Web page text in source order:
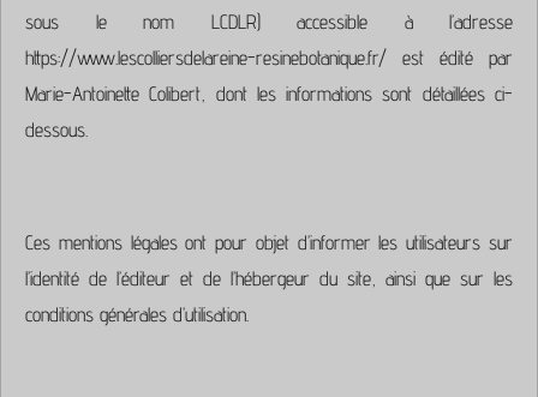
sous le nom LCDLR) accessible à l’adresse
https://www.lescolliersdelareine-resinebotanique.fr/ est édité par
Marie-Antoinette Colibert, dont les informations sont détaillées ci-
dessous.
Ces mentions légales ont pour objet d’informer les utilisateurs sur
l’identité de l’éditeur et de l’hébergeur du site, ainsi que sur les
conditions générales d’utilisation.